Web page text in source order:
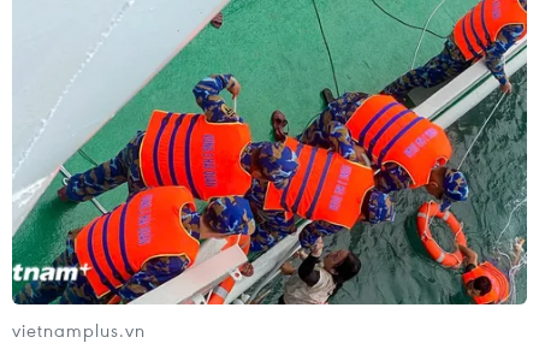
SoftBank, cổ đông hàng đầu trong công ty khởi nghiệp
về chia sẻ văn phòng WeWork (Mỹ), đã hối thúc công ty
này tạm hoãn phát hành cổ phiếu lần đầu ra công
chúng (IPO) theo kế hoạch.
vietnamplus.vn